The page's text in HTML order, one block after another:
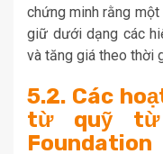
chứng minh rằng một
giữ dưới dạng các
và tăng giá theo thời
5.2. Các
từ quỹ từ
Foundation